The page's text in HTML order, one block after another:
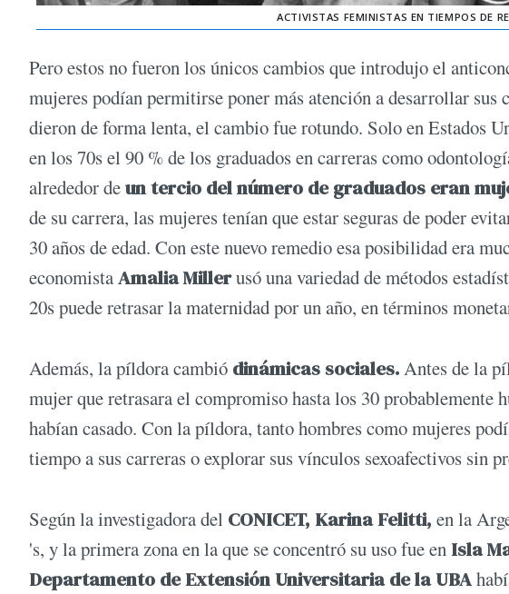
ACTIVISTAS FEMINISTAS EN TIEMPOS DE
Pero estos no fueron los únicos cambios que introdujo el
mujeres podían permitirse poner más atención a desarrollar sus
dieron de forma lenta, el cambio fue rotundo. Solo en Estados
en los 70s el 90 % de los graduados en carreras como
alrededor deun tercio del número de graduados eran
de su carrera, las mujeres tenían que estar seguras de poder
30 años de edad. Con este nuevo remedio esa posibilidad era
economistaAmalia Millerusó una variedad de métodos
20s puede retrasar la maternidad por un año, en términos
Además, la píldora cambió dinámicas sociales.Antes de la
mujer que retrasara el compromiso hasta los 30 probablemente
habían casado. Con la píldora, tanto hombres como mujeres
tiempo a sus carreras o explorar sus vínculos sexoafectivos sin
Según la investigadora del CONICET, Karina Felitti, en la
's, y la primera zona en la que se concentró su uso fue en Isla
Departamento de Extensión Universitaria de la UBA